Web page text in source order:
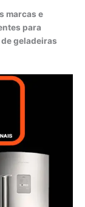
marcas e
para
geladeiras